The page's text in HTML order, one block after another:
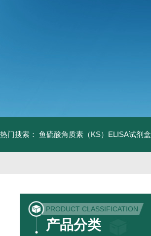
热门搜索： 鱼硫酸角质素（KS）ELISA试剂盒
PRODUCT CLASSIFICATION
产品分类